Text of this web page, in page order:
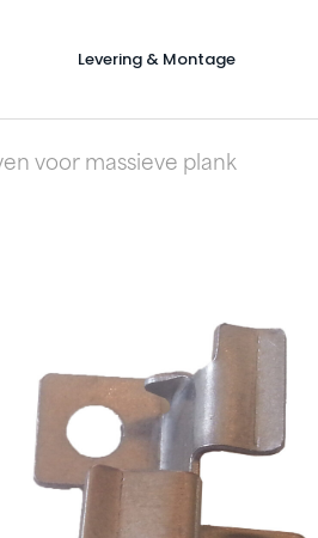
Levering & Montage
voor massieve plank